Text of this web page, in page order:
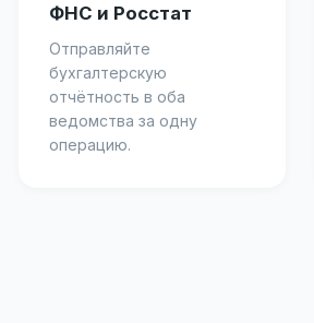
ФНС и Росстат
Отправляйте
бухгалтерскую
отчётность в оба
ведомства за одну
операцию.